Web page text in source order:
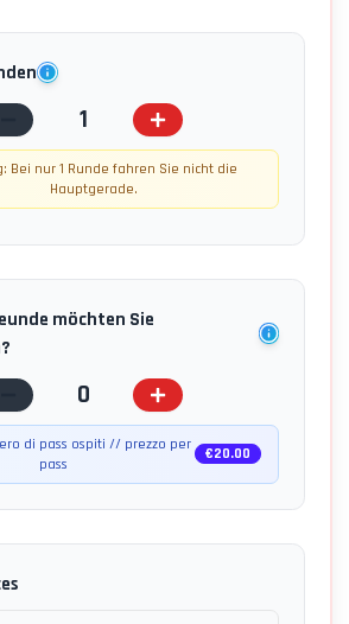
1
Bei nur 1 Runde fahren Sie nicht die
Hauptgerade.
möchten Sie
0
di pass ospiti // prezzo per
pass
€20.00